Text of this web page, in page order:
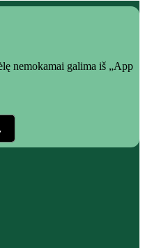
nemokamai galima iš „App